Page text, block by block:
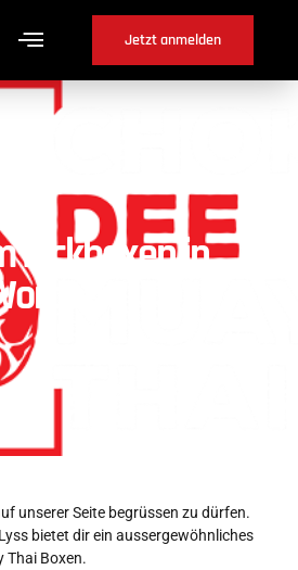
Jetzt anmelden
Kickboxen in
?
unserer Seite begrüssen zu dürfen.
bietet dir ein aussergewöhnliches
Thai Boxen.